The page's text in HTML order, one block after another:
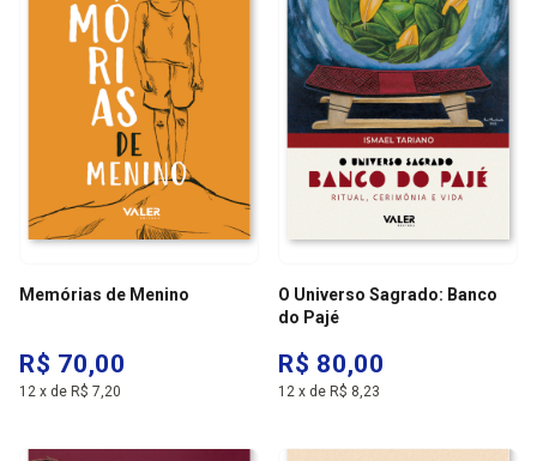
Memórias de Menino
R$ 70,00
12 x de R$ 7,20
O Universo Sagrado: Banco
do Pajé
R$ 80,00
12 x de R$ 8,23